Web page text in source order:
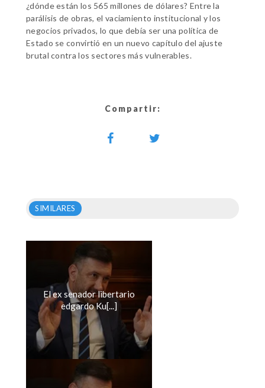
¿dónde están los 565 millones de dólares? Entre la
parálisis de obras, el vaciamiento institucional y los
negocios privados, lo que debía ser una política de
Estado se convirtió en un nuevo capítulo del ajuste
brutal contra los sectores más vulnerables.
Compartir:
SIMILARES
El ex senador libertario
edgardo Ku[...]